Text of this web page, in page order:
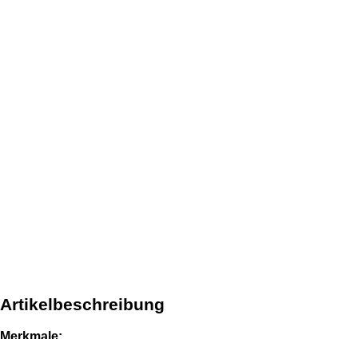
Artikelbeschreibung
Merkmale: